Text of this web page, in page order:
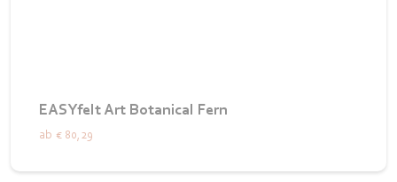
EASYfelt Art Botanical Fern
ab € 80,29